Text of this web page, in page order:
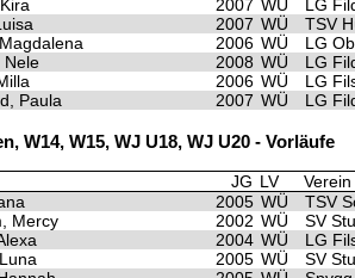
2007 WÜ
LG
2007 WÜ
TSV
2006 WÜ
LG
Nele 2008 WÜ
LG
2006 WÜ
LG
Paula 2007 WÜ LG
W14, W15, WJ U18, WJ U20 - Vorläufe
JG LV
Verein
2005 WÜ
TSV
Mercy 2002 WÜ
SV
2004 WÜ
LG
2005 WÜ
SV